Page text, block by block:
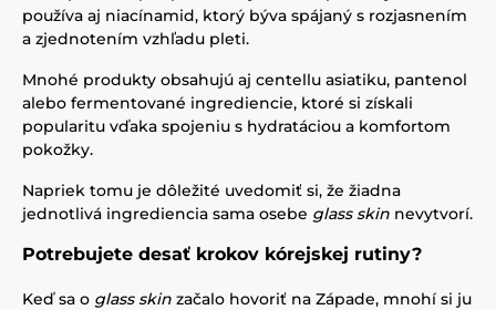
používa aj niacínamid, ktorý býva spájaný s rozjasnením
a zjednotením vzhľadu pleti.
Mnohé produkty obsahujú aj centellu asiatiku, pantenol
alebo fermentované ingrediencie, ktoré si získali
popularitu vďaka spojeniu s hydratáciou a komfortom
pokožky.
Napriek tomu je dôležité uvedomiť si, že žiadna
jednotlivá ingrediencia sama osebe glass skin nevytvorí.
Potrebujete desať krokov kórejskej rutiny?
Keď sa o glass skin začalo hovoriť na Západe, mnohí si ju